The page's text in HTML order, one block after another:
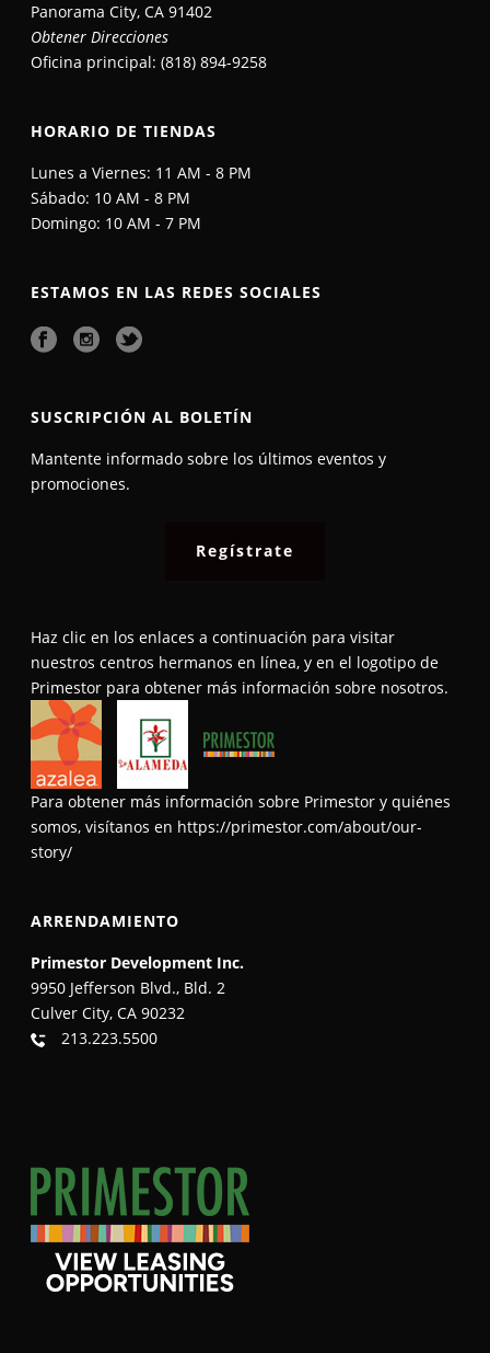
Panorama City, CA 91402
Obtener Direcciones
Oficina principal: (818) 894-9258​
HORARIO DE TIENDAS
Lunes a Viernes: 11 AM - 8 PM​
Sábado: 10 AM - 8 PM​
Domingo: 10 AM - 7 PM​
ESTAMOS EN LAS REDES SOCIALES
SUSCRIPCIÓN AL BOLETÍN
Mantente informado sobre los últimos eventos y
promociones.​
Regístrate
Haz clic en los enlaces a continuación para visitar
nuestros centros hermanos en línea, y en el logotipo de
Primestor para obtener más información sobre nosotros.
Para obtener más información sobre Primestor y quiénes
somos, visítanos en https://primestor.com/about/our-
story/
ARRENDAMIENTO
Primestor Development Inc.
9950 Jefferson Blvd., Bld. 2
Culver City, CA 90232
213.223.5500